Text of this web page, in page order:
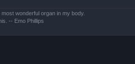
wonderful organ in my body.
-- Emo Phillips